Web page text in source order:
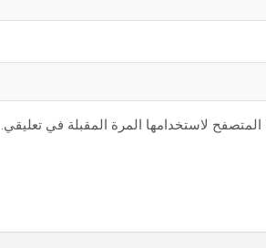
لاستخدامها المرة المقبلة في تعليقي.